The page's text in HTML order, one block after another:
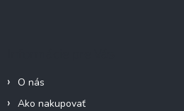
O nás
Ako nakupovať